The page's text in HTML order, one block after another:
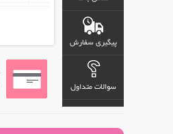
پیگیری سفارش
سوالات متداول